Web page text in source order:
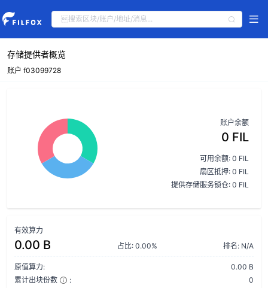
存储提供者概览
账户 f03099728
账户余额
0 FIL
可用余额: 0 FIL
扇区抵押: 0 FIL
提供存储服务锁仓: 0 FIL
有效算力
0.00 B 占比: 0.00% 排名: N/A
原值算力:
0.00 B
累计出块份数
:
0